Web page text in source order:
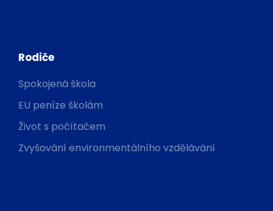
Rodiče
Spokojená škola
EU peníze školám
Život s počítačem
Zvyšování environmentálního vzdělávání